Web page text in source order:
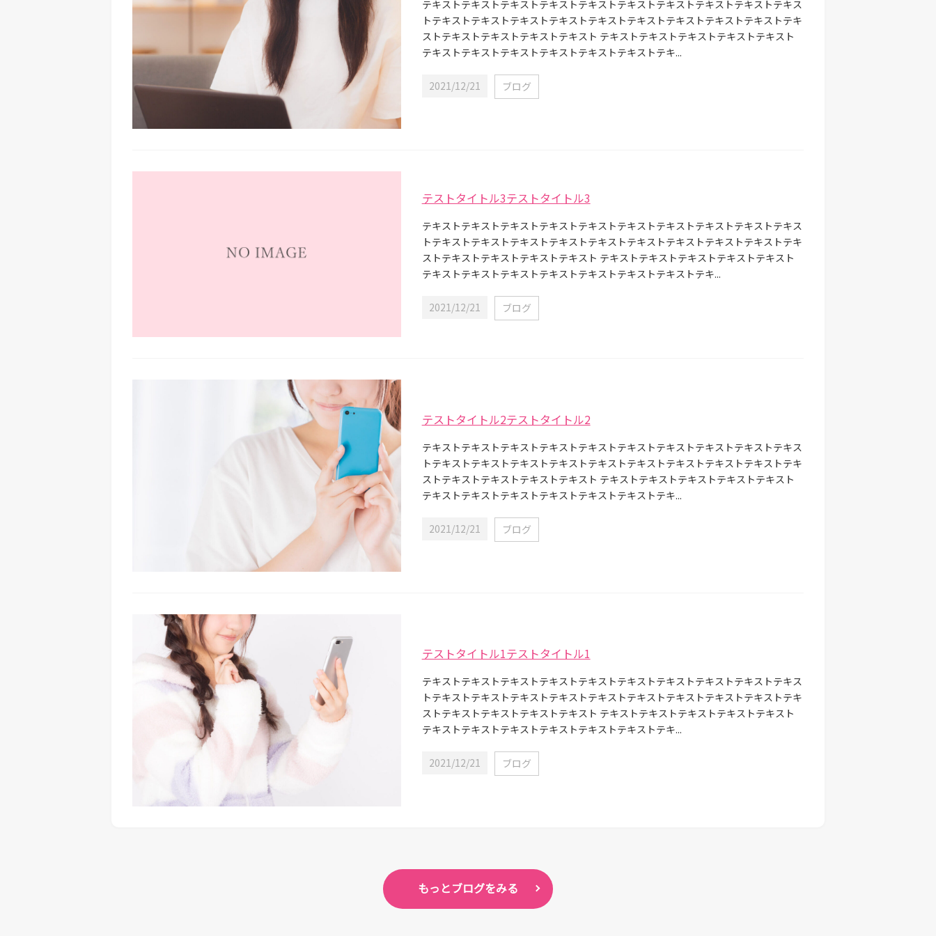
テキストテキストテキストテキストテキストテキストテキストテキストテキストテキス
トテキストテキストテキストテキストテキストテキストテキストテキストテキストテキ
ストテキストテキストテキストテキスト テキストテキストテキストテキストテキスト
テキストテキストテキストテキストテキストテキストテキ...
2021/12/21 ブログ
テストタイトル3テストタイトル3
テキストテキストテキストテキストテキストテキストテキストテキストテキストテキス
トテキストテキストテキストテキストテキストテキストテキストテキストテキストテキ
ストテキストテキストテキストテキスト テキストテキストテキストテキストテキスト
テキストテキストテキストテキストテキストテキストテキストテキ...
2021/12/21 ブログ
テストタイトル2テストタイトル2
テキストテキストテキストテキストテキストテキストテキストテキストテキストテキス
トテキストテキストテキストテキストテキストテキストテキストテキストテキストテキ
ストテキストテキストテキストテキスト テキストテキストテキストテキストテキスト
テキストテキストテキストテキストテキストテキストテキ...
2021/12/21 ブログ
テストタイトル1テストタイトル1
テキストテキストテキストテキストテキストテキストテキストテキストテキストテキス
トテキストテキストテキストテキストテキストテキストテキストテキストテキストテキ
ストテキストテキストテキストテキスト テキストテキストテキストテキストテキスト
テキストテキストテキストテキストテキストテキストテキ...
2021/12/21 ブログ
もっとブログをみる